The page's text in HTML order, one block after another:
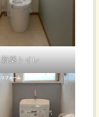
新築トイレ